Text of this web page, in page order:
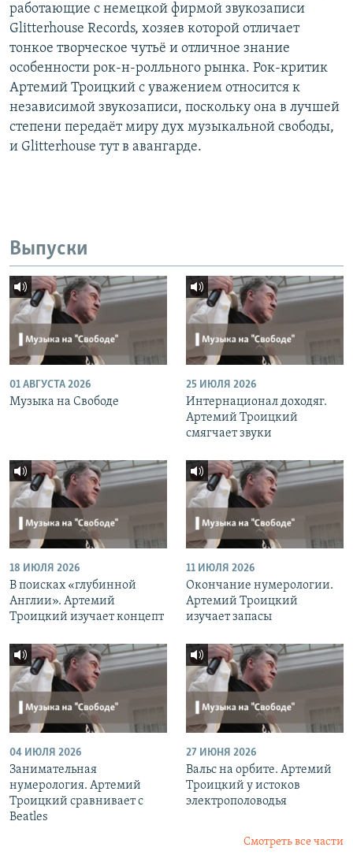
работающие с немецкой фирмой звукозаписи
Glitterhouse Records, хозяев которой отличает
тонкое творческое чутьё и отличное знание
особенности рок-н-ролльного рынка. Рок-критик
Артемий Троицкий с уважением относится к
независимой звукозаписи, поскольку она в лучшей
степени передаёт миру дух музыкальной свободы,
и Glitterhouse тут в авангарде.
Выпуски
01 АВГУСТА 2026
Музыка на Свободе
25 ИЮЛЯ 2026
Интернационал доходяг.
Артемий Троицкий
смягчает звуки
18 ИЮЛЯ 2026
В поисках «глубинной
Англии». Артемий
Троицкий изучает концепт
11 ИЮЛЯ 2026
Окончание нумерологии.
Артемий Троицкий
изучает запасы
04 ИЮЛЯ 2026
Занимательная
нумерология. Артемий
Троицкий сравнивает с
Beatles
27 ИЮНЯ 2026
Вальс на орбите. Артемий
Троицкий у истоков
электрополоводья
Смотреть все части